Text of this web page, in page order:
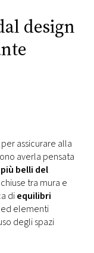
design
assicurare alla
averla pensata
belli del
tra mura e
diequilibri
ed elementi
degli spazi